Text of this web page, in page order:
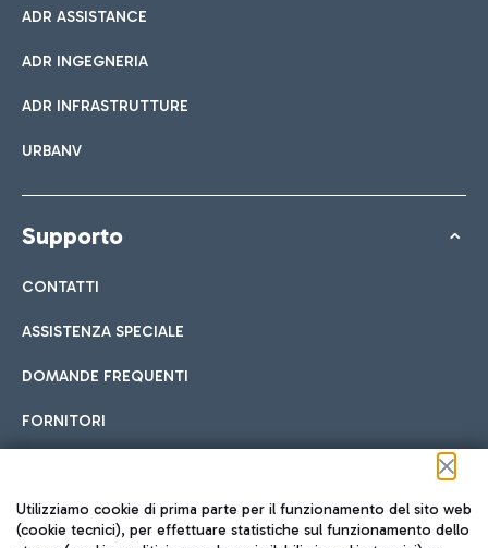
ADR ASSISTANCE
ADR INGEGNERIA
ADR INFRASTRUTTURE
URBANV
Supporto
CONTATTI
ASSISTENZA SPECIALE
DOMANDE FREQUENTI
FORNITORI
Seguici sui social
Utilizziamo cookie di prima parte per il funzionamento del sito web
(cookie tecnici), per effettuare statistiche sul funzionamento dello